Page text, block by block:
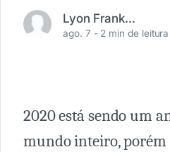
Lyon Franklin
ago. 7 - 2 min de leitura
2020 está sendo um
mundo inteiro, porém